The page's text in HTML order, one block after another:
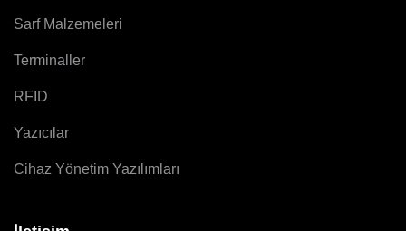
Sarf Malzemeleri
Terminaller
RFID
Yazıcılar
Cihaz Yönetim Yazılımları